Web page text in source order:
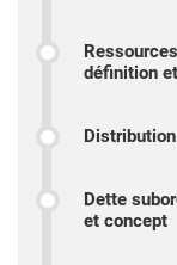
définition
Dette
et concept